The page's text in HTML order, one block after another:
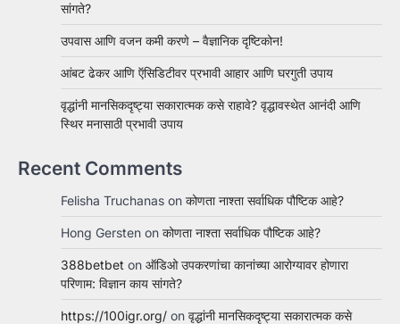
सांगते?
उपवास आणि वजन कमी करणे – वैज्ञानिक दृष्टिकोन!
आंबट ढेकर आणि ऍसिडिटीवर प्रभावी आहार आणि घरगुती उपाय
वृद्धांनी मानसिकदृष्ट्या सकारात्मक कसे राहावे? वृद्धावस्थेत आनंदी आणि
स्थिर मनासाठी प्रभावी उपाय
Recent Comments
Felisha Truchanas on कोणता नाश्ता सर्वाधिक पौष्टिक आहे?
Hong Gersten on कोणता नाश्ता सर्वाधिक पौष्टिक आहे?
388betbet on ऑडिओ उपकरणांचा कानांच्या आरोग्यावर होणारा
परिणाम: विज्ञान काय सांगते?
https://100igr.org/ on वृद्धांनी मानसिकदृष्ट्या सकारात्मक कसे